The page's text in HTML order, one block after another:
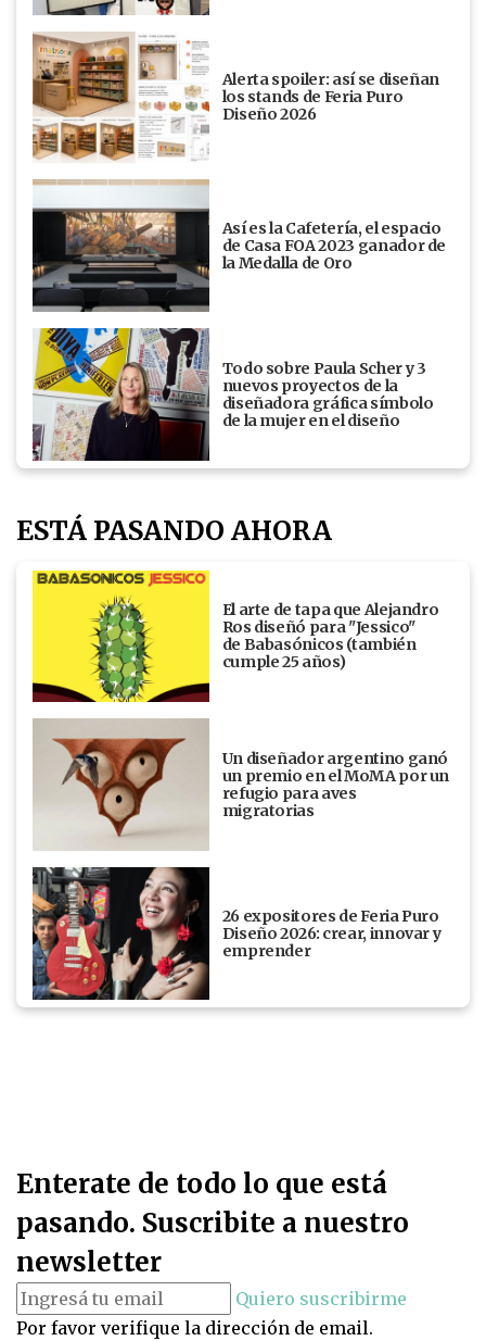
Alerta spoiler: así se diseñan
los stands de Feria Puro
Diseño 2026
Así es la Cafetería, el espacio
de Casa FOA 2023 ganador de
la Medalla de Oro
Todo sobre Paula Scher y 3
nuevos proyectos de la
diseñadora gráfica símbolo
de la mujer en el diseño
ESTÁ PASANDO AHORA
El arte de tapa que Alejandro
Ros diseñó para "Jessico"
de Babasónicos (también
cumple 25 años)
Un diseñador argentino ganó
un premio en el MoMA por un
refugio para aves
migratorias
26 expositores de Feria Puro
Diseño 2026: crear, innovar y
emprender
Enterate de todo lo que está
pasando. Suscribite a nuestro
newsletter
Quiero suscribirme
Por favor verifique la dirección de email.